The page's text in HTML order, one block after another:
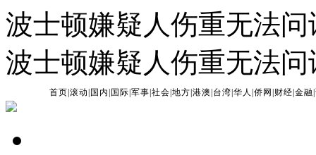
波士顿嫌疑人伤重无法
波士顿嫌疑人伤重无法
首页 |滚动 国内 国际 |军事 |社会 |地方 |港澳 台湾 |华人 |侨网 财经 |金融 |